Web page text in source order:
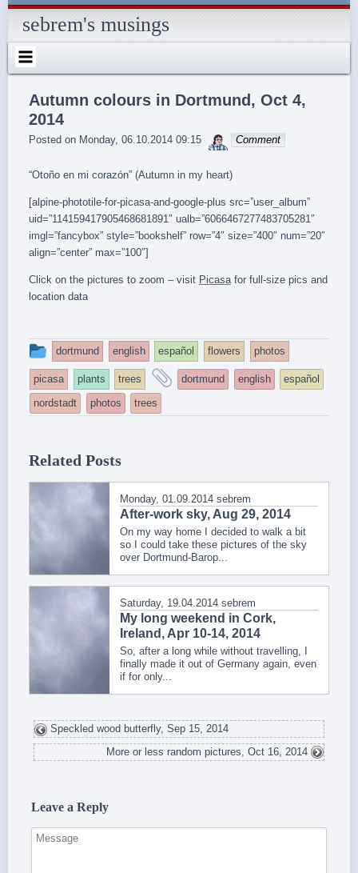
Skip
sebrem's musings
Autumn colours in Dortmund, Oct 4,
2014
Posted on Monday, 06.10.2014 09:15 sebrem
Comment
“Otoño en mi corazón” (Autumn in my heart)
[alpine-phototile-for-picasa-and-google-plus src=”user_album”
uid=”114159417905468681891″ ualb=”6066467277483705281″
imgl=”fancybox” style=”bookshelf” row=”4″ size=”400″ num=”20″
align=”center” max=”100″]
Click on the pictures to zoom – visit Picasa for full-size pics and
location data
This
entry
was
posted
dortmund english español flowers photos
picasa plants trees
and
dortmund english
español
nordstadt
photos trees
Related Posts
Monday, 01.09.2014 sebrem
After-work sky, Aug 29, 2014
On my way home I decided to walk a bit
so I could take these pictures of the sky
over Dortmund-Barop...
Saturday, 19.04.2014 sebrem
My long weekend in Cork,
Ireland, Apr 10-14, 2014
So, after a long while without travelling, I
finally made it out of Germany again, even
if for only...
Speckled wood butterfly, Sep 15, 2014
More or less random pictures, Oct 16, 2014
Leave a Reply